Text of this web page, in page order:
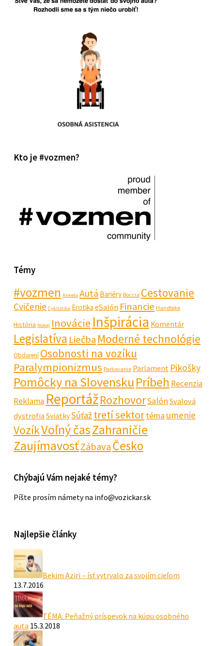
Kto je #vozmen?
Témy
#vozmen Anketa Autá Bariéry Boccia Cestovanie
Cvičenie Cyklistika Erotika eSalón Financie Handbike
História Hokej Inovácie Inšpirácia Komentár
Legislatíva Liečba Moderné technológie
Obdarení Osobnosti na vozíku
Paralympionizmus Parkovanie Parlament Pikošky
Pomôcky na SlovenskuPríbeh Recenzia
Reklama ReportážRozhovorSalón Svalová
dystrofiaSviatkySúťažtretí sektortéma umenie
VozíkVoľný časZahraničie
ZaujímavosťZábavaČesko
Chýbajú Vám nejaké témy?
Píšte prosím námety na info@vozickar.sk
Najlepšie články
Bekim Aziri – ísť vytrvalo za svojím cieľom
13.7.2016
TÉMA: Peňažný príspevok na kúpu osobného
auta 15.3.2018